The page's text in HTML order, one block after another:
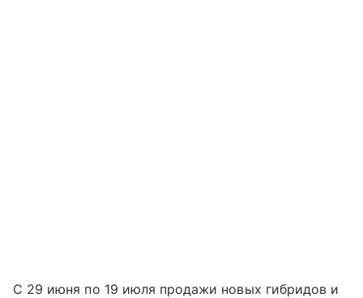
С 29 июня по 19 июля продажи новых гибридов и